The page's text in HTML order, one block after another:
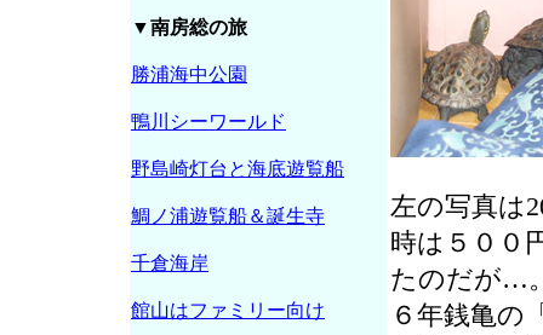
左の写真は
時は５００
たのだが…
６年銭亀の
▼南房総の旅
勝浦海中公園
鴨川シーワールド
野島崎灯台と海底遊覧船
鯛ノ浦遊覧船＆誕生寺
千倉海岸
館山はファミリー向け